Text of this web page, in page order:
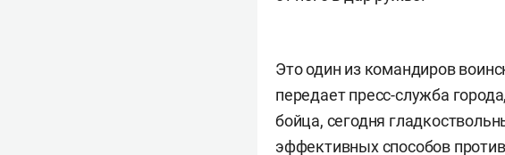
Это один из командиров
передает пресс-служба
бойца, сегодня
эффективных способов